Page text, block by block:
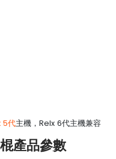
5代主機，Relx 6代主機兼容
產品參數